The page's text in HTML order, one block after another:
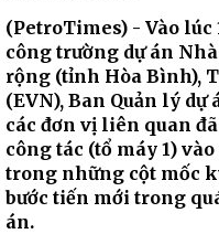
(PetroTimes) - Vào lúc
công trường dự án
rộng (tỉnh Hòa Bình),
(EVN), Ban Quản lý dự
các đơn vị liên quan
công tác (tổ máy 1)
trong những cột mốc
bước tiến mới trong
án.